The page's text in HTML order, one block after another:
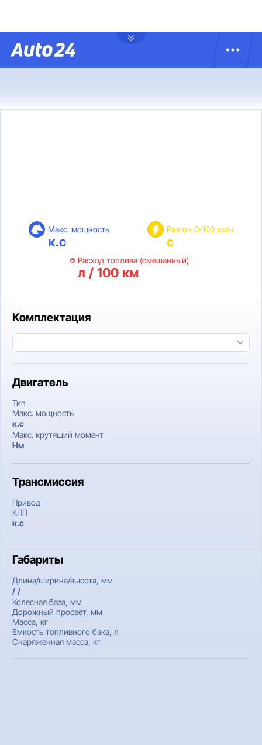
Макс. мощность
к.с
Разгон 0-100 км/ч
с
Расход топлива (смешанный)
л / 100 км
Комплектация
Двигатель
Тип
Макс. мощность
к.c
Макс. крутящий момент
Нм
Трансмиссия
Привод
КПП
к.c
Габариты
Длина/ширина/высота, мм
/ /
Колесная база, мм
Дорожный просвет, мм
Масса, кг
Емкость топливного бака, л
Снаряженная масса, кг